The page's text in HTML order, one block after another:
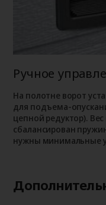
Ручное
На полотне ворот
для
цепной редуктор).
сбалансирован
нужны минимальные